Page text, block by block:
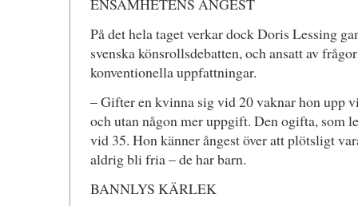
ENSAMHETENS ÅNGEST
På det hela taget verkar dock Doris Lessing
svenska könsrollsdebatten, och ansatt av
konventionella uppfattningar.
– Gifter en kvinna sig vid 20 vaknar hon upp
och utan någon mer uppgift. Den ogifta, som
vid 35. Hon känner ångest över att plötsligt
aldrig bli fria – de har barn.
BANNLYS KÄRLEK